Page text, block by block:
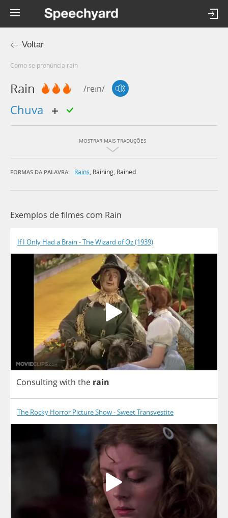
Voltar
Como se pronúncia rain
Rain /reɪn/
chuva
MOSTRAR MAIS TRADUÇÕES
FORMAS DA PALAVRA: Rains, Raining, Rained
Exemplos de filmes com Rain
If I Only Had a Brain - The Wizard of Oz (1939)
Consultingwith the rain
The Rocky Horror Picture Show - Sweet Transvestite